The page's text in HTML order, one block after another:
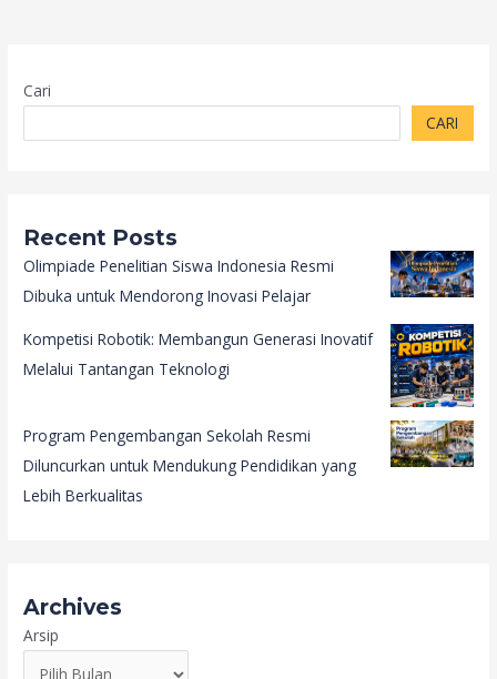
Cari
CARI
Recent Posts
Olimpiade Penelitian Siswa Indonesia Resmi
Dibuka untuk Mendorong Inovasi Pelajar
Kompetisi Robotik: Membangun Generasi Inovatif
Melalui Tantangan Teknologi
Program Pengembangan Sekolah Resmi
Diluncurkan untuk Mendukung Pendidikan yang
Lebih Berkualitas
Archives
Arsip